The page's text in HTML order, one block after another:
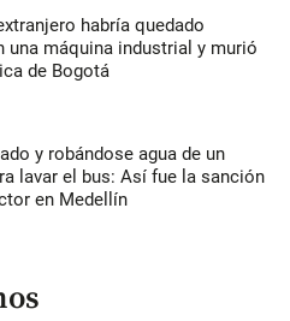
habría quedado
una máquina industrial y murió
de Bogotá
y robándose agua de un
lavar el bus: Así fue la sanción
en Medellín